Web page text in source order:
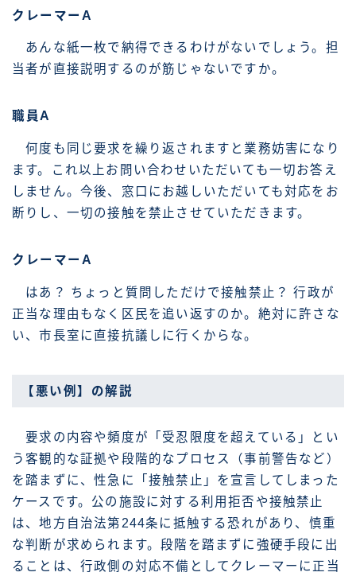
クレーマーA
あんな紙一枚で納得できるわけがないでしょう。担
当者が直接説明するのが筋じゃないですか。
職員A
何度も同じ要求を繰り返されますと業務妨害になり
ます。これ以上お問い合わせいただいても一切お答え
しません。今後、窓口にお越しいただいても対応をお
断りし、一切の接触を禁止させていただきます。
クレーマーA
はあ？ ちょっと質問しただけで接触禁止？ 行政が
正当な理由もなく区民を追い返すのか。絶対に許さな
い、市長室に直接抗議しに行くからな。
【悪い例】の解説
要求の内容や頻度が「受忍限度を超えている」とい
う客観的な証拠や段階的なプロセス（事前警告など）
を踏まずに、性急に「接触禁止」を宣言してしまった
ケースです。公の施設に対する利用拒否や接触禁止
は、地方自治法第244条に抵触する恐れがあり、慎重
な判断が求められます。段階を踏まずに強硬手段に出
ることは、行政側の対応不備としてクレーマーに正当